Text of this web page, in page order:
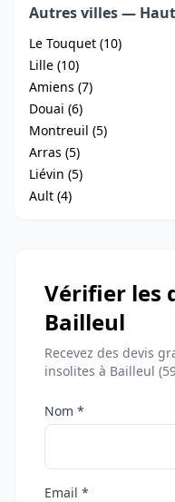
Autres villes —
Le Touquet (10)
Lille (10)
Amiens (7)
Douai (6)
Montreuil (5)
Arras (5)
Liévin (5)
Ault (4)
Vérifier les
Bailleul
Recevez des devis
insolites à Bailleul
Nom *
Email *